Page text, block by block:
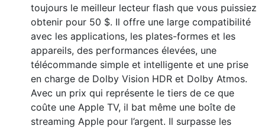
toujours le meilleur lecteur flash que vous puissiez
obtenir pour 50 $. Il offre une large compatibilité
avec les applications, les plates-formes et les
appareils, des performances élevées, une
télécommande simple et intelligente et une prise
en charge de Dolby Vision HDR et Dolby Atmos.
Avec un prix qui représente le tiers de ce que
coûte une Apple TV, il bat même une boîte de
streaming Apple pour l’argent. Il surpasse les